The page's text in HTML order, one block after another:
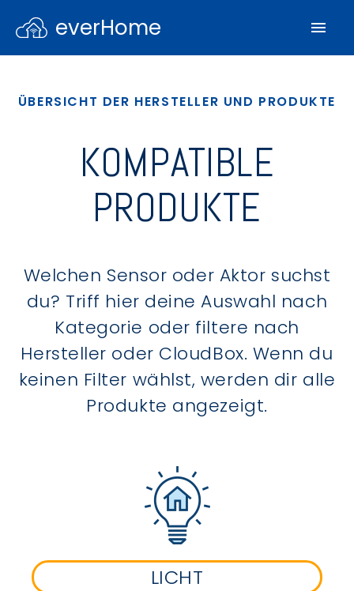
everHome
ÜBERSICHT DER HERSTELLER UND PRODUKTE
KOMPATIBLE
PRODUKTE
Welchen Sensor oder Aktor suchst
du? Triff hier deine Auswahl nach
Kategorie oder filtere nach
Hersteller oder CloudBox. Wenn du
keinen Filter wählst, werden dir alle
Produkte angezeigt.
LICHT